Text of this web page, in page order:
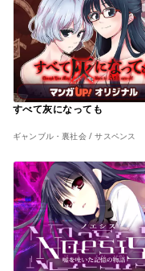
すべて灰になっても
ギャンブル・裏社会 / サスペンス